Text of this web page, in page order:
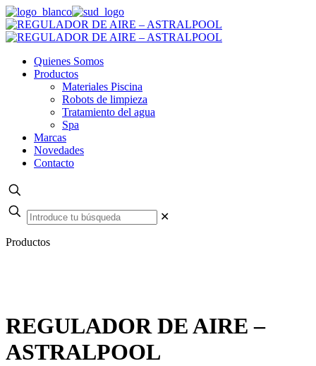
Quienes Somos
Productos
Materiales Piscina
Robots de limpieza
Tratamiento del agua
Spa
Marcas
Novedades
Contacto
✕
Productos
REGULADOR DE AIRE –
ASTRALPOOL